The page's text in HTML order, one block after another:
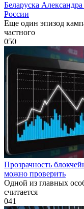
Беларуска
России
Еще один эпизод
частного
050
Прозрачность
можно проверить
Одной из главных
считается
041